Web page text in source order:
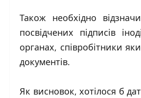
Також необхідно
посвідчених підписів
органах, співробітники
документів.
Як висновок, хотілося б